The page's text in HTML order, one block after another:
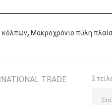
κόλπων, Μακροχρόνιο πύλη
TRADE